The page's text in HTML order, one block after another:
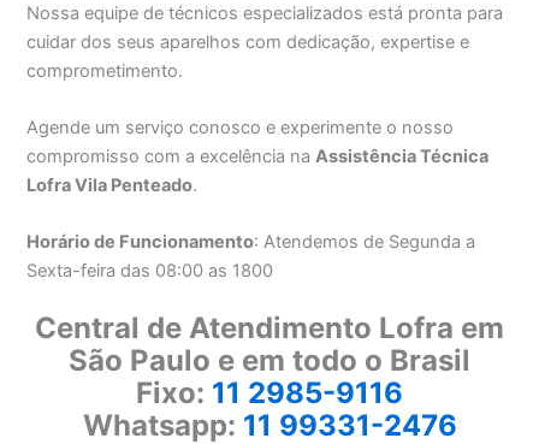
Nossa equipe de técnicos especializados está pronta para
cuidar dos seus aparelhos com dedicação, expertise e
comprometimento.
Agende um serviço conosco e experimente o nosso
compromisso com a excelência naAssistência Técnica
Lofra Vila Penteado.
Horário de Funcionamento: Atendemos de Segunda a
Sexta-feira das 08:00 as 1800
Central de Atendimento Lofra em
São Paulo e em todo o Brasil
Fixo: 11 2985-9116
Whatsapp: 11 99331-2476